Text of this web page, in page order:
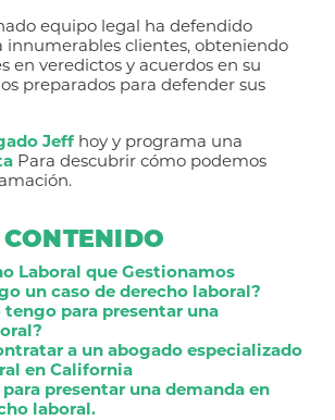
equipo legal ha defendido
innumerables clientes, obteniendo
en veredictos y acuerdos en su
preparados para defender sus
Jeff hoy y programa una
Para descubrir cómo podemos
Laboral que Gestionamos
un caso de derecho laboral?
para presentar una
a un abogado especializado
en California
presentar una demanda en
laboral.